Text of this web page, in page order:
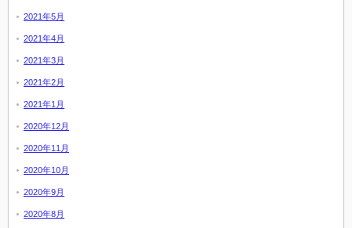
2021年5月
2021年4月
2021年3月
2021年2月
2021年1月
2020年12月
2020年11月
2020年10月
2020年9月
2020年8月